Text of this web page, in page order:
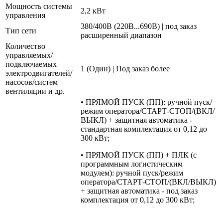
Мощность системы
управления
2,2 кВт
Тип сети
380/400В (220В...690В) | под заказ
расширенный диапазон
Количество
управляемых/
подключаемых
электродвигателей/
насосов/систем
вентиляции и др.
1 (Один) | Под заказ более
• ПРЯМОЙ ПУСК (ПП): ручной пуск/
режим оператора/СТАРТ-СТОП/(ВКЛ/
ВЫКЛ) + защитная автоматика -
стандартная комплектация от 0,12 до
300 кВт;
• ПРЯМОЙ ПУСК (ПП) + ПЛК (с
программным логистическим
модулем): ручной пуск/режим
оператора/СТАРТ-СТОП/(ВКЛ/ВЫКЛ)
+ защитная автоматика - под заказ
комплектация от 0,12 до 300 кВт;